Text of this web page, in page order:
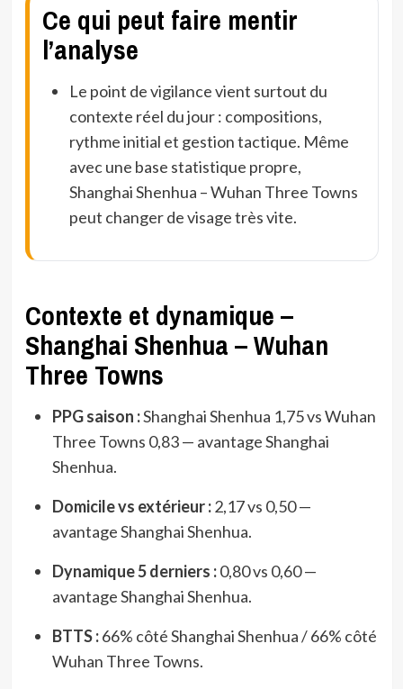
Ce qui peut faire mentir
l’analyse
Le point de vigilance vient surtout du
contexte réel du jour : compositions,
rythme initial et gestion tactique. Même
avec une base statistique propre,
Shanghai Shenhua – Wuhan Three Towns
peut changer de visage très vite.
Contexte et dynamique –
Shanghai Shenhua – Wuhan
Three Towns
PPG saison :Shanghai Shenhua 1,75 vs Wuhan
Three Towns 0,83 — avantage Shanghai
Shenhua.
Domicile vs extérieur :2,17 vs 0,50 —
avantage Shanghai Shenhua.
Dynamique 5 derniers :0,80 vs 0,60 —
avantage Shanghai Shenhua.
BTTS :66% côté Shanghai Shenhua / 66% côté
Wuhan Three Towns.